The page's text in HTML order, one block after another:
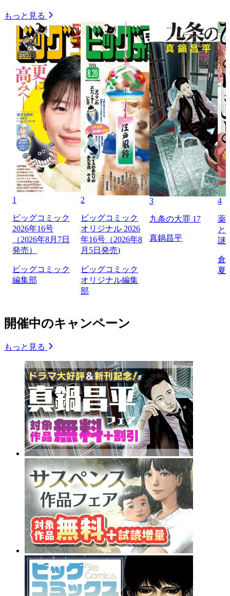
もっと見る
1
ビッグコミック
2026年16号
（2026年8月7日
発売）
ビッグコミック
編集部
2
ビッグコミック
オリジナル 2026
年16号（2026年8
月5日発売)
ビッグコミック
オリジナル編集
部
3
九条の大罪 17
真鍋昌平
4
薬
と
謎
倉
夏
開催中のキャンペーン
もっと見る